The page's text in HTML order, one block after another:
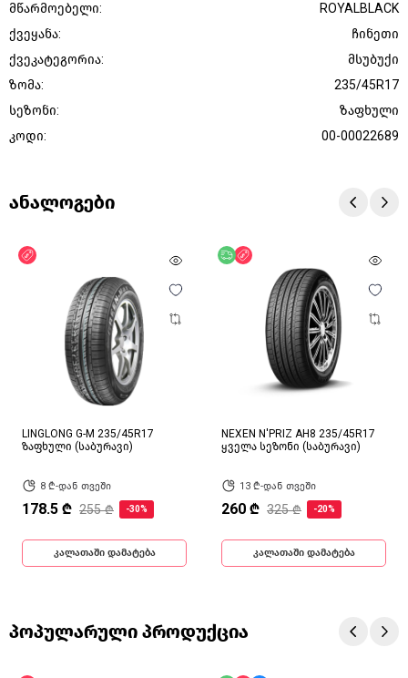
მწარმოებელი:
ROYALBLACK
ქვეყანა:
ჩინეთი
ქვეკატეგორია:
მსუბუქი
ზომა:
235/45R17
სეზონი:
ზაფხული
კოდი:
00-00022689
ანალოგები
LINGLONG G-M 235/45R17
ზაფხული (საბურავი)
8 ₾-დან თვეში
178.5 ₾ 255 ₾ -30%
კალათაში დამატება
უფასო მიწოდება
NEXEN N'PRIZ AH8 235/45R17
ყველა სეზონი (საბურავი)
13 ₾-დან თვეში
260 ₾ 325 ₾ -20%
კალათაში დამატება
პოპულარული პროდუქცია